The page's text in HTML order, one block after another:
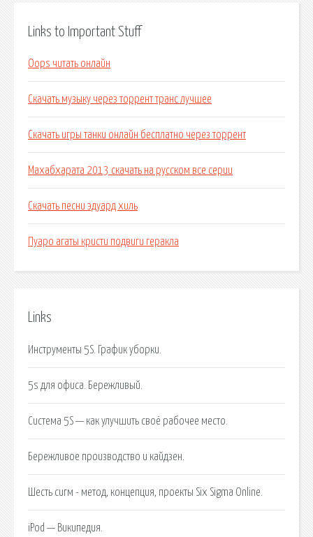
Links to Important Stuff
Oops читать онлайн
Скачать музыку через торрент транс лучшее
Скачать игры танки онлайн бесплатно через торрент
Махабхарата 2013 скачать на русском все серии
Скачать песни эдуард хиль
Пуаро агаты кристи подвиги геракла
Links
Инструменты 5S. График уборки.
5s для офиса. Бережливый.
Система 5S — как улучшить своё рабочее место.
Бережливое производство и кайдзен.
Шесть сигм - метод, концепция, проекты Six Sigma Online.
iPod — Википедия.